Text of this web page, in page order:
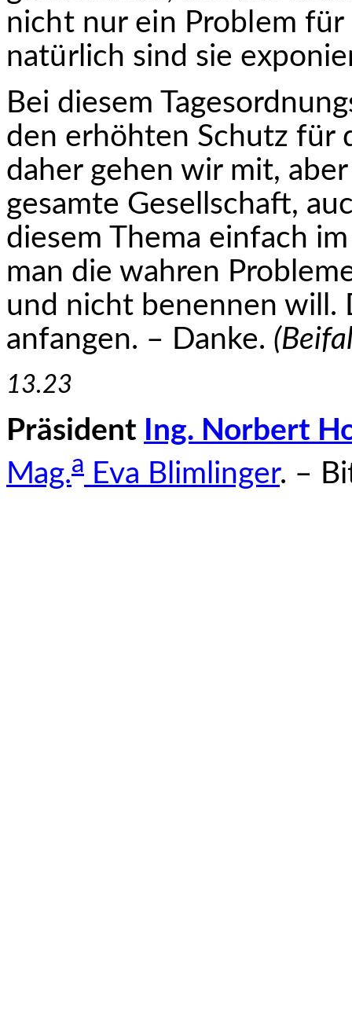
nicht nur ein Problem
natürlich sind sie
Bei diesem
den erhöhten Schutz für
daher gehen wir mit,
gesamte Gesellschaft,
diesem Thema einfach
man die wahren
und nicht benennen
anfangen. – Danke.
13.23
Präsident
Ing. Norbert
Mag.a Eva Blimlinger. –